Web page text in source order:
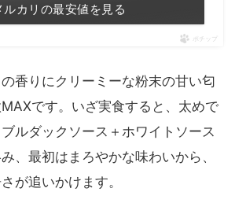
ルカリの最安値を見る
ポチップ
香りにクリーミーな粉末の甘い匂
です。いざ実食すると、太めで
ルダックソース＋ホワイトソース
、最初はまろやかな味わいから、
が追いかけます。